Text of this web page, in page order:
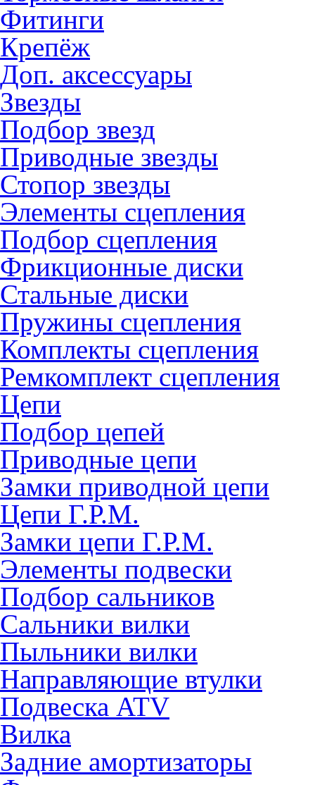
Фитинги
Крепёж
Доп. аксессуары
Звезды
Подбор звезд
Приводные звезды
Стопор звезды
Элементы сцепления
Подбор сцепления
Фрикционные диски
Стальные диски
Пружины сцепления
Комплекты сцепления
Ремкомплект сцепления
Цепи
Подбор цепей
Приводные цепи
Замки приводной цепи
Цепи Г.Р.М.
Замки цепи Г.Р.М.
Элементы подвески
Подбор сальников
Сальники вилки
Пыльники вилки
Направляющие втулки
Подвеска ATV
Вилка
Задние амортизаторы